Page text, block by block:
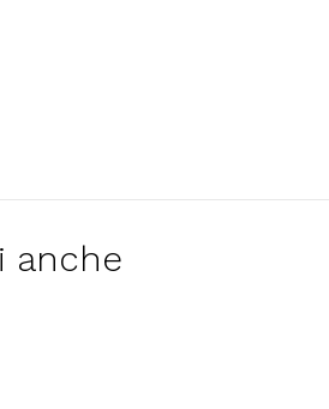
anche